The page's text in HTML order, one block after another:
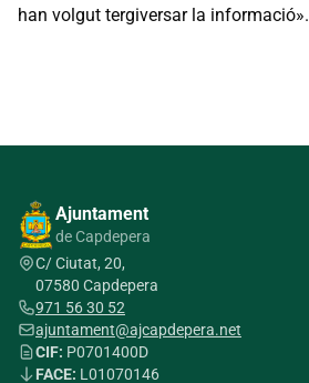
han volgut tergiversar la informació».
Ajuntament
de Capdepera
C/ Ciutat, 20,
07580 Capdepera
971 56 30 52
ajuntament@ajcapdepera.net
CIF: P0701400D
FACE: L01070146